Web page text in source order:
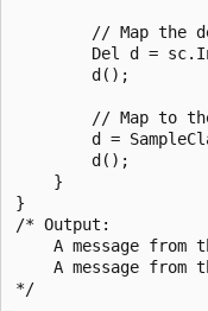
// Map the
Del d =
        d();
// Map to
d =
        d();
    }
}
/* Output:
A message from
A message from